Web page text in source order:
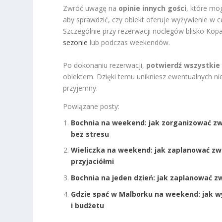
Zwróć uwagę na opinie innych gości, które
aby sprawdzić, czy obiekt oferuje wyżywienie w
Szczególnie przy rezerwacji noclegów blisko
sezonie lub podczas weekendów.
Po dokonaniu rezerwacji, potwierdź
obiektem. Dzięki temu unikniesz ewentualnych
przyjemny.
Powiązane posty:
Bochnia na weekend: jak zorganizować
bez stresu
Wieliczka na weekend: jak zaplanować
przyjaciółmi
Bochnia na jeden dzień: jak zaplanować
Gdzie spać w Malborku na weekend: jak
i budżetu